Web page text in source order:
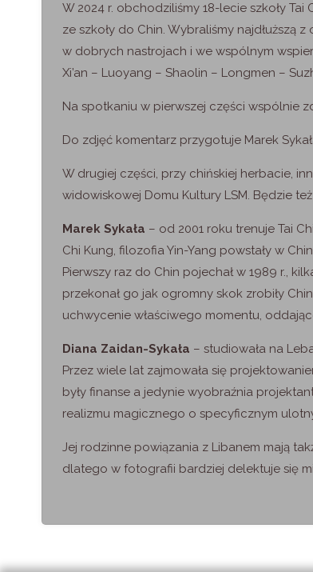
W 2024 r. obchodziliśmy 18-lecie szkoły
ze szkoły do Chin. Wybraliśmy najdłuższą
w dobrych nastrojach i we wspólnym
Xi’an – Luoyang – Shaolin – Longmen –
Na spotkaniu w pierwszej części wspólnie
Do zdjęć komentarz przygotuje Marek
W drugiej części, przy chińskiej herbacie,
widowiskowej Domu Kultury LSM. Będzie
Marek Sykała – od 2001 roku trenuje Tai
Chi Kung, filozofia Yin-Yang powstały w
Pierwszy raz do Chin pojechał w 1989 r.,
przekonał go jak ogromny skok zrobiły
uchwycenie właściwego momentu,
Diana Zaidan-Sykała – studiowała na
Przez wiele lat zajmowała się
były finanse a jedynie wyobraźnia
realizmu magicznego o specyficznym
Jej rodzinne powiązania z Libanem mają
dlatego w fotografii bardziej delektuje się